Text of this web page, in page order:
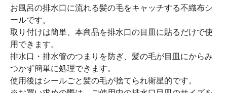
お風呂の排水口に流れる髪の毛をキャッチする不織布シ
ールです。
取り付けは簡単、本商品を排水口の目皿に貼るだけで使
用できます。
排水口・排水管のつまりを防ぎ、髪の毛が目皿にからみ
つかず簡単に処理できます。
使用後はシールごと髪の毛が捨てられ衛星的です。